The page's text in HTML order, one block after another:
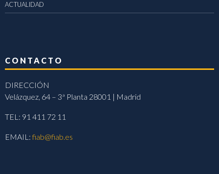
ACTUALIDAD
CONTACTO
DIRECCIÓN
Velázquez, 64 – 3ª Planta 28001 | Madrid
TEL: 91 411 72 11
EMAIL:fiab@fiab.es